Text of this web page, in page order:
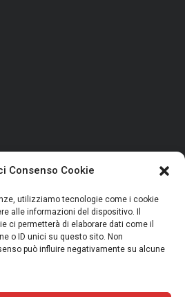
Consenso Cookie
utilizziamo tecnologie come i cookie
alle informazioni del dispositivo. Il
ci permetterà di elaborare dati come il
o ID unici su questo sito. Non
può influire negativamente su alcune